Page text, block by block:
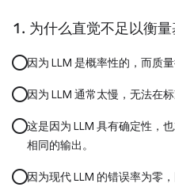
为什么直觉不足以衡
因为 LLM 是概率性的，而质量
因为 LLM 通常太慢，无法在
这是因为 LLM 具有确定性，
相同的输出。
因为现代 LLM 的错误率为零